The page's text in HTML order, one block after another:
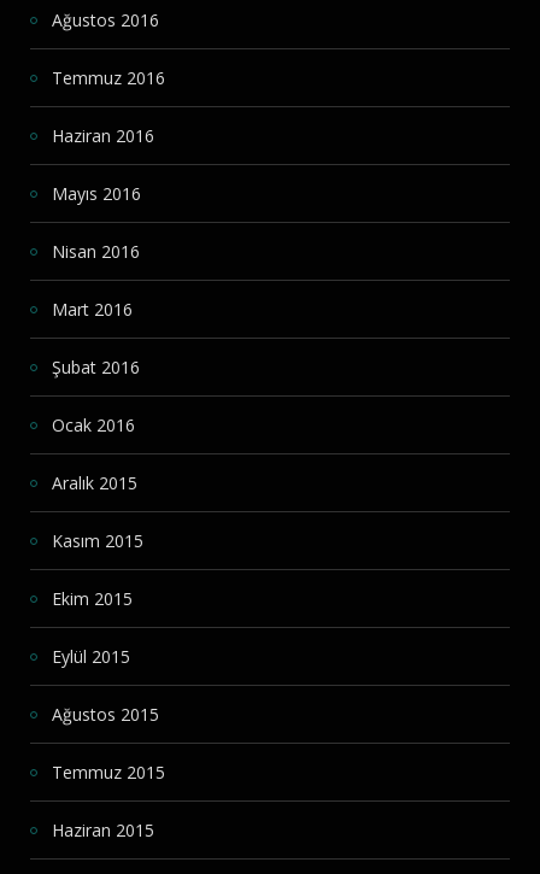
Ağustos 2016
Temmuz 2016
Haziran 2016
Mayıs 2016
Nisan 2016
Mart 2016
Şubat 2016
Ocak 2016
Aralık 2015
Kasım 2015
Ekim 2015
Eylül 2015
Ağustos 2015
Temmuz 2015
Haziran 2015